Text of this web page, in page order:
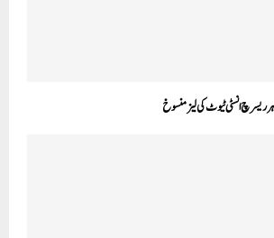
ریسرچ انسٹی ٹیوٹ کی لیز منسوخ